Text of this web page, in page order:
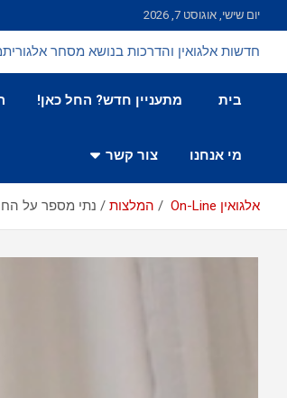
to
content
יום שישי, אוגוסט 7, 2026
חדשות אלגואין והדרכות בנושא מסחר
בית מתעניין חדש? החל כאן!
מי אנחנו צור קשר
אלגואין On-Line המלצות נתי מספר על